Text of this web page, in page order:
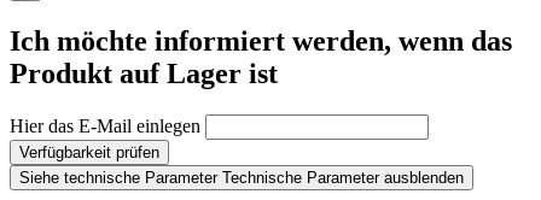
Ich möchte informiert werden, wenn das
Produkt auf Lager ist
Hier das E-Mail einlegen
Verfügbarkeit prüfen
Siehe technische Parameter Technische Parameter ausblenden